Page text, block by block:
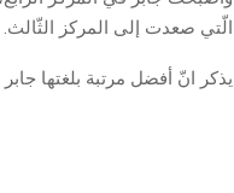
الّتي صعدت إلى المركز الثّالث.
يذكر انّ أفضل مرتبة بلغتها جابر